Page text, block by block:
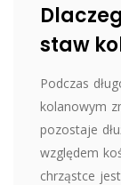
staw
Podczas
kolanowym
pozostaje
względem
chrząstce